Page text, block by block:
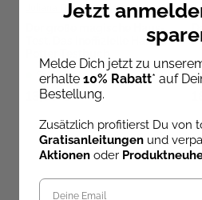
Juliana Dörstel,Lillian Hart,Marisa
Der große magische Haus-
Test. Das inoffizielle Harry
Sofort Lieferbar
13,99 €
Jetzt
Melde Dich jetzt zu
erhalte 10% Rabatt* auf
Bestellung.
Zusätzlich profitierst Du von
Gratisanleitungen und
Aktionen oder